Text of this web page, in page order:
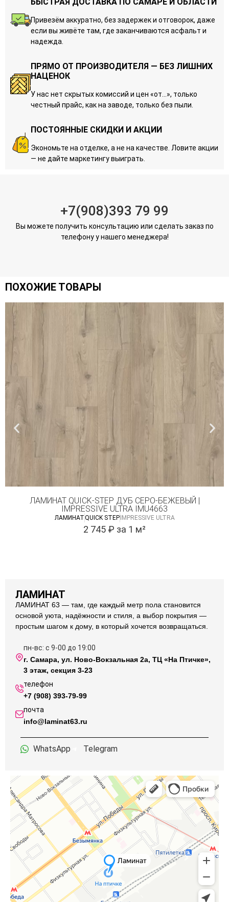
Привезём аккуратно, без задержек и отговорок, даже
если вы живёте там, где заканчиваются асфальт и
надежда.
ПРЯМО ОТ ПРОИЗВОДИТЕЛЯ — БЕЗ ЛИШНИХ
НАЦЕНОК
У нас нет скрытых комиссий и цен «от…», только
честный прайс, как на заводе, только без пыли.
ПОСТОЯННЫЕ СКИДКИ И АКЦИИ
Экономьте на отделке, а не на качестве. Ловите акции
— не дайте маркетингу выиграть.
+7(908)393 79 99
Вы можете получить консультацию или сделать заказ по
телефону у нашего менеджера!
ПОХОЖИЕ ТОВАРЫ
ЛАМИНАТ QUICK-STEP ДУБ СЕРО-БЕЖЕВЫЙ |
IMPRESSIVE ULTRA IMU4663
ЛАМИНАТQUICK STEP IMPRESSIVE ULTRA
2 745 ₽ за 1 м²
ЛАМИНАТ
ЛАМИНАТ 63 — там, где каждый метр пола становится
основой уюта, надёжности и стиля, а выбор покрытия —
простым шагом к дому, в который хочется возвращаться.
пн-вс: с 9-00 до 19:00
г. Самара, ул. Ново-Вокзальная 2а, ТЦ «На Птичке»,
3 этаж, секция 3-23
телефон
+7 (908) 393-79-99
почта
info@laminat63.ru
WhatsApp Telegram